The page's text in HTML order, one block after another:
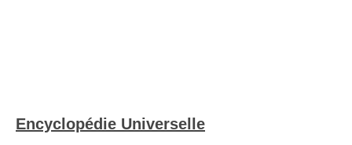
Encyclopédie Universelle